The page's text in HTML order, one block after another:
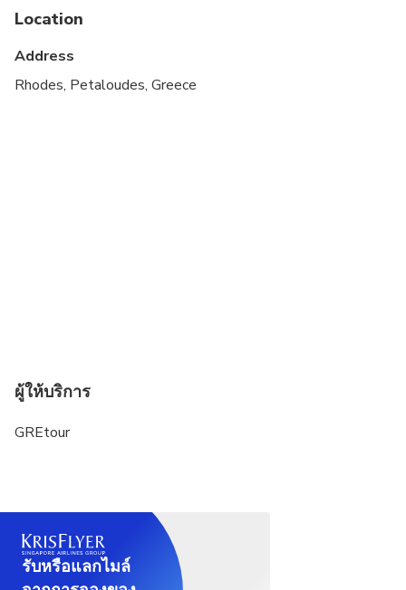
Infants are required to sit on an adult’s lap
Travelers should have at least a moderate level of
Location
Address
Rhodes, Petaloudes, Greece
ผู้ให้บริการ
GREtour
รับหรือแลกไมล์